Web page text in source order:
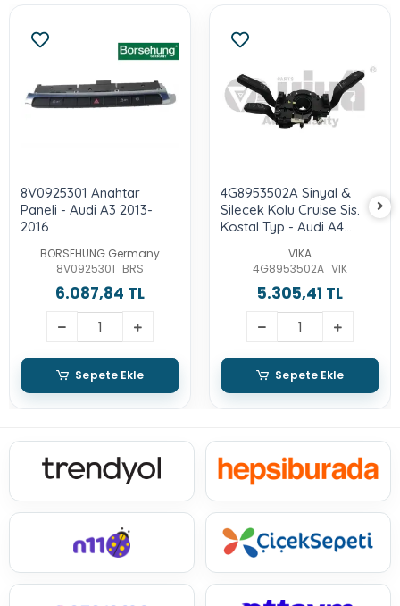
8V0925301 Anahtar
Paneli - Audi A3 2013-
2016
BORSEHUNG Germany
8V0925301_BRS
6.087,84 TL
Sepete Ekle
4G8953502A Sinyal &
Silecek Kolu Cruise Sis.
Kostal Typ - Audi A4
- A6 2011-2014 - A6
Quattro 2011-2015 - A7
2011-2014
VIKA
4G8953502A_VIK
5.305,41 TL
Sepete Ekle